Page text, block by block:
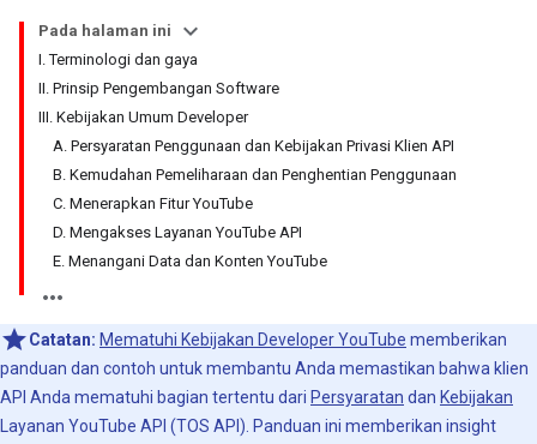
Pada halaman ini
I. Terminologi dan gaya
II. Prinsip Pengembangan Software
III. Kebijakan Umum Developer
A. Persyaratan Penggunaan dan Kebijakan Privasi Klien API
B. Kemudahan Pemeliharaan dan Penghentian Penggunaan
C. Menerapkan Fitur YouTube
D. Mengakses Layanan YouTube API
E. Menangani Data dan Konten YouTube
Catatan: Mematuhi Kebijakan Developer YouTube memberikan
panduan dan contoh untuk membantu Anda memastikan bahwa klien
API Anda mematuhi bagian tertentu dari Persyaratan dan Kebijakan
Layanan YouTube API (TOS API). Panduan ini memberikan insight